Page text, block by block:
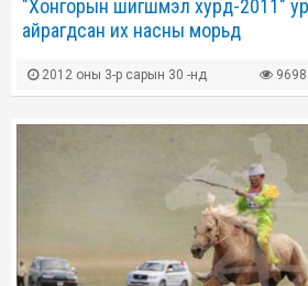
"Хонгорын шигшмэл хурд-2011"
айрагдсан их насны морьд
2012 оны 3-р сарын 30 -нд 9698